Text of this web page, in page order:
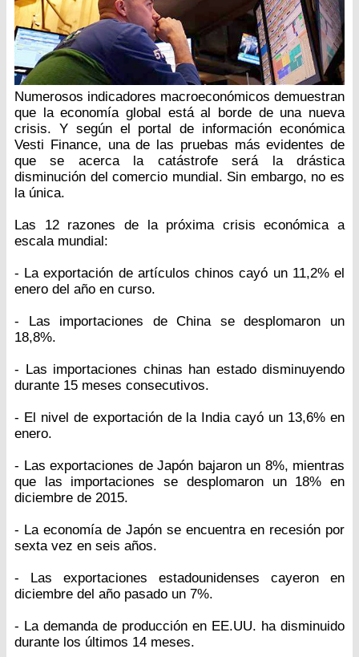
Numerosos indicadores macroeconómicos demuestran
que la economía global está al borde de una nueva
crisis. Y según el portal de información económica
Vesti Finance, una de las pruebas más evidentes de
que se acerca la catástrofe será la drástica
disminución del comercio mundial. Sin embargo, no es
la única.
Las 12 razones de la próxima crisis económica a
escala mundial:
- La exportación de artículos chinos cayó un 11,2% el
enero del año en curso.
- Las importaciones de China se desplomaron un
18,8%.
- Las importaciones chinas han estado disminuyendo
durante 15 meses consecutivos.
- El nivel de exportación de la India cayó un 13,6% en
enero.
- Las exportaciones de Japón bajaron un 8%, mientras
que las importaciones se desplomaron un 18% en
diciembre de 2015.
- La economía de Japón se encuentra en recesión por
sexta vez en seis años.
- Las exportaciones estadounidenses cayeron en
diciembre del año pasado un 7%.
- La demanda de producción en EE.UU. ha disminuido
durante los últimos 14 meses.